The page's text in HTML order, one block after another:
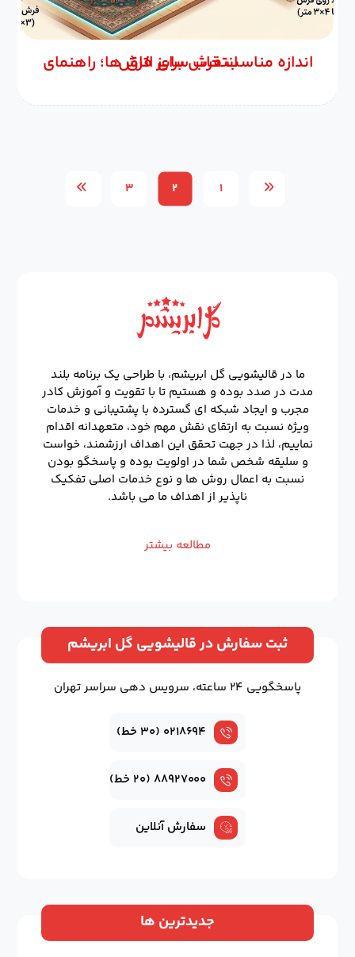
اندازه مناسب فرش برای اتاق ها؛ راهنمای انتخاب سایز فرش
۱ ۲ ۳
ما در قالیشویی گل ابریشم، با طراحی یک برنامه بلند
مدت در صدد بوده و هستیم تا با تقویت و آموزش کادر
مجرب و ایجاد شبکه ای گسترده با پشتیبانی و خدمات
ویژه نسبت به ارتقای نقش مهم خود، متعهدانه اقدام
نماییم، لذا در جهت تحقق این اهداف ارزشمند، خواست
و سلیقه شخص شما در اولویت بوده و پاسخگو بودن
نسبت به اعمال روش ها و نوع خدمات اصلی تفکیک
ناپذیر از اهداف ما می باشد.
مطالعه بیشتر
ثبت سفارش در قالیشویی گل ابریشم
پاسخگویی ۲۴ ساعته، سرویس دهی سراسر تهران
۰۲۱۸۶۹۴ (۳۰ خط)
۸۸۹۲۷۰۰۰ (۲۰ خط)
سفارش آنلاین
جدیدترین ها